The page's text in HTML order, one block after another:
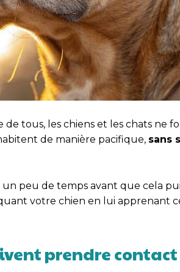
tous, les chiens et les chats ne
de manière pacifique, sans
peu de temps avant que cela
votre chien en lui apprenant
prendre contact